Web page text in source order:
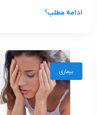
ادامه مطلب
بیماری